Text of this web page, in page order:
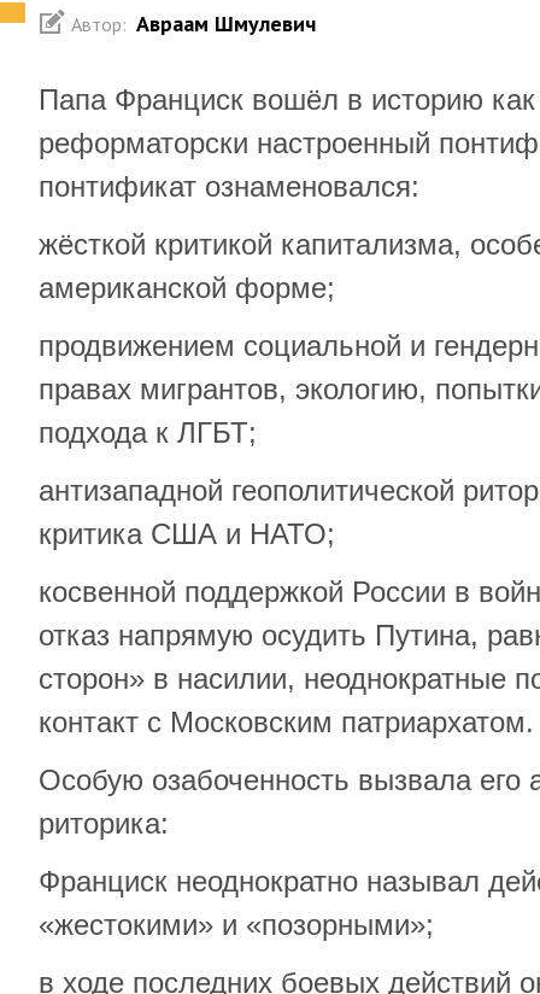
Автор: Авраам Шмулевич
Папа Франциск вошёл в историю
реформаторски настроенный
понтификат ознаменовался:
жёсткой критикой капитализма,
американской форме;
продвижением социальной и
правах мигрантов, экологию,
подхода к ЛГБТ;
антизападной геополитической
критика США и НАТО;
косвенной поддержкой России в
отказ напрямую осудить Путина,
сторон» в насилии, неоднократные
контакт с Московским патриархатом.
Особую озабоченность вызвала его
риторика:
Франциск неоднократно называл
«жестокими» и «позорными»;
в ходе последних боевых действий